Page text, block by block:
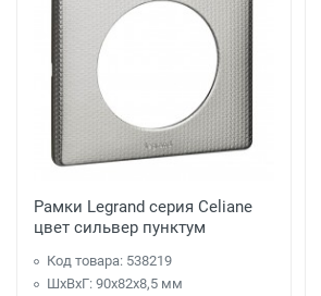
Рамки Legrand серия Celiane
цвет сильвер пунктум
Код товара: 538219
ШхВхГ: 90x82x8,5 мм